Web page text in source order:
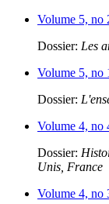
Volume 5, no
Dossier: Les
Volume 5, no
Dossier:
Volume 4, no
Dossier:
Unis, France
Volume 4, no